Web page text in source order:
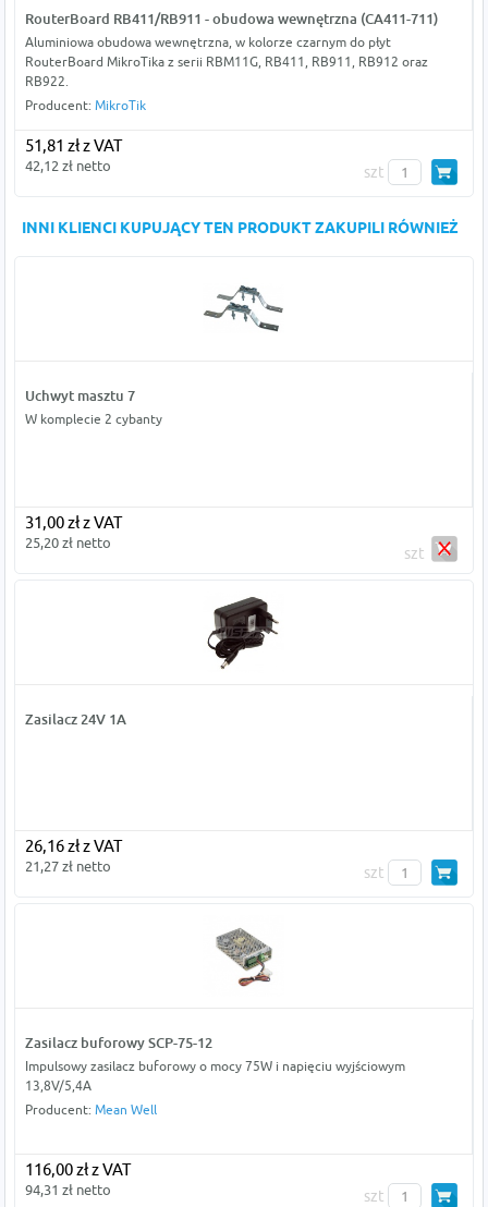
RouterBoard RB411/RB911 - obudowa wewnętrzna (CA411-711)
Aluminiowa obudowa wewnętrzna, w kolorze czarnym do płyt
RouterBoard MikroTika z serii RBM11G, RB411, RB911, RB912 oraz
RB922.
Producent: MikroTik
51,81 zł z VAT
42,12 zł netto szt
INNI KLIENCI KUPUJĄCY TEN PRODUKT ZAKUPILI RÓWNIEŻ
Uchwyt masztu 7
W komplecie 2 cybanty
31,00 zł z VAT
25,20 zł netto
szt
Zasilacz 24V 1A
26,16 zł z VAT
21,27 zł netto szt
Zasilacz buforowy SCP-75-12
Impulsowy zasilacz buforowy o mocy 75W i napięciu wyjściowym
13,8V/5,4A
Producent: Mean Well
116,00 zł z VAT
94,31 zł netto szt